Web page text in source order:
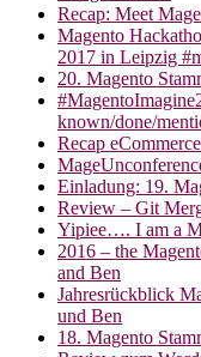
Recap: Meet
Magento
2017 in Leipzig
20. Magento
known/done/
Recap
Einladung: 19.
Review – Git
Yipiee…. I am a
2016 – the
and Ben
Jahresrückblick
und Ben
18. Magento